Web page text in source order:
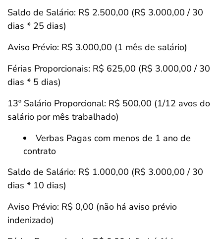
Saldo de Salário: R$ 2.500,00 (R$ 3.000,00 / 30
dias * 25 dias)
Aviso Prévio: R$ 3.000,00 (1 mês de salário)
Férias Proporcionais: R$ 625,00 (R$ 3.000,00 / 30
dias * 5 dias)
13º Salário Proporcional: R$ 500,00 (1/12 avos do
salário por mês trabalhado)
Verbas Pagas com menos de 1 ano de
contrato
Saldo de Salário: R$ 1.000,00 (R$ 3.000,00 / 30
dias * 10 dias)
Aviso Prévio: R$ 0,00 (não há aviso prévio
indenizado)